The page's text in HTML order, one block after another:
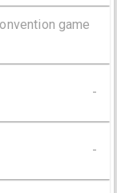
game
-
-